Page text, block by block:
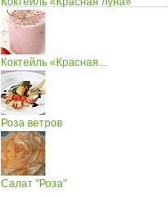
Коктейль «Красная...
Роза ветров
Салат "Роза"